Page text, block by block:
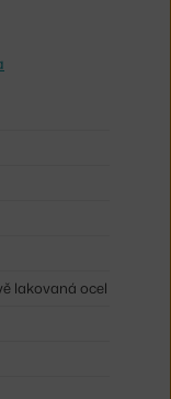
lakovaná ocel